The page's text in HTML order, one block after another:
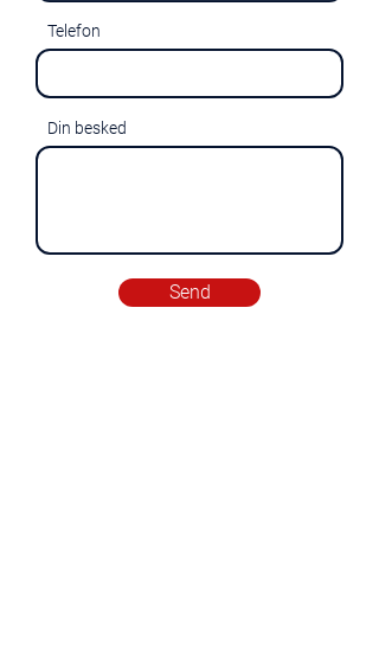
Telefon
Din besked
Send